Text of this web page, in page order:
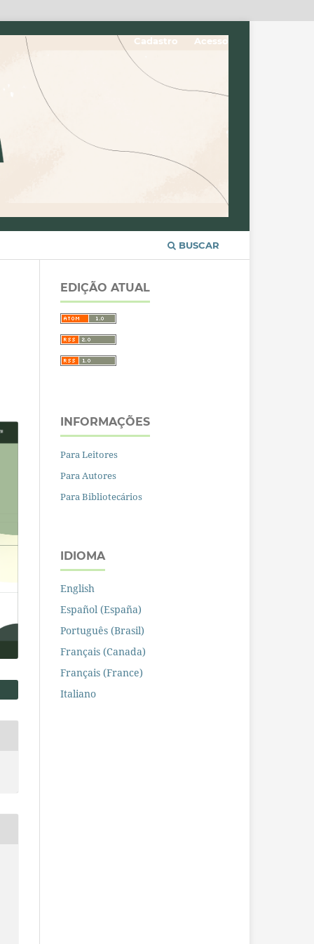
BUSCAR
Cadastro Acesso
EDIÇÃO ATUAL
INFORMAÇÕES
Para Leitores
Para Autores
Para Bibliotecários
IDIOMA
English
Español (España)
Português (Brasil)
Français (Canada)
Français (France)
Italiano